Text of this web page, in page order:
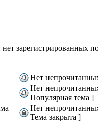
зарегистрированных
Нет
Нет
Популярная тема ]
Нет
Тема закрыта ]